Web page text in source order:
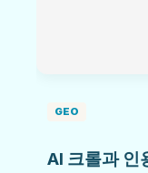
GEO
AI 크롤과 인